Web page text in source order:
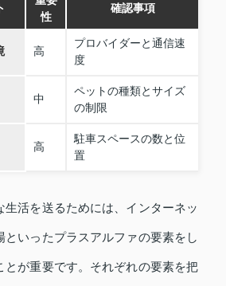
性
確認事項
高
プロバイダーと通信速
度
中
ペットの種類とサイズ
の制限
高
駐車スペースの数と位
置
生活を送るためには、インターネッ
といったプラスアルファの要素をし
とが重要です。それぞれの要素を把